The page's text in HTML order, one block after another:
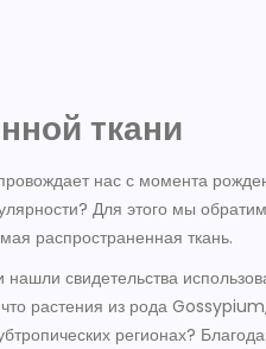
ткани
нас с момента
Для этого мы
распространенная ткань.
свидетельства
растения из рода
регионах?